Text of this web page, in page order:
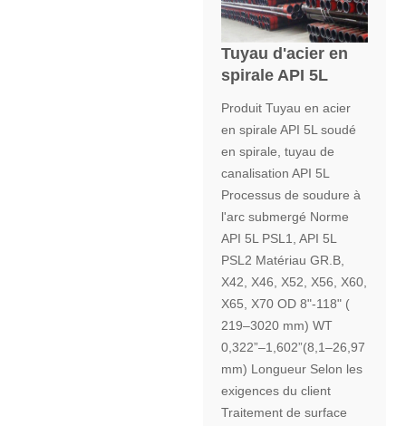
Tuyau d'acier en
spirale API 5L
Produit Tuyau en acier
en spirale API 5L soudé
en spirale, tuyau de
canalisation API 5L
Processus de soudure à
l'arc submergé Norme
API 5L PSL1, API 5L
PSL2 Matériau GR.B,
X42, X46, X52, X56, X60,
X65, X70 OD 8"-118" (
219–3020 mm) WT
0,322”–1,602”(8,1–26,97
mm) Longueur Selon les
exigences du client
Traitement de surface